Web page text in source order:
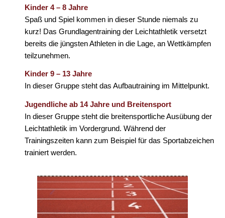
Kinder 4 – 8 Jahre
Spaß und Spiel kommen in dieser Stunde niemals zu
kurz! Das Grundlagentraining der Leichtathletik versetzt
bereits die jüngsten Athleten in die Lage, an Wettkämpfen
teilzunehmen.
Kinder 9 – 13 Jahre
In dieser Gruppe steht das Aufbautraining im Mittelpunkt.
Jugendliche ab 14 Jahre und Breitensport
In dieser Gruppe steht die breitensportliche Ausübung der
Leichtathletik im Vordergrund. Während der
Trainingszeiten kann zum Beispiel für das Sportabzeichen
trainiert werden.